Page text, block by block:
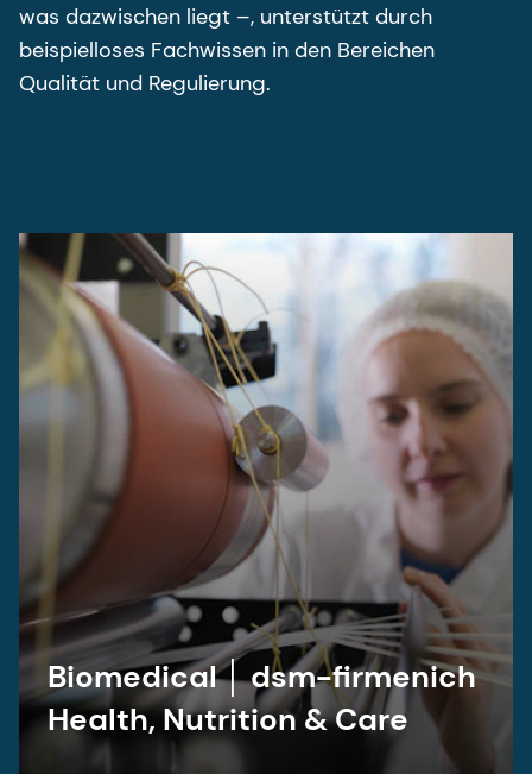
was dazwischen liegt –, unterstützt durch
beispielloses Fachwissen in den Bereichen
Qualität und Regulierung.
Biomedical │ dsm-firmenich
Health, Nutrition & Care